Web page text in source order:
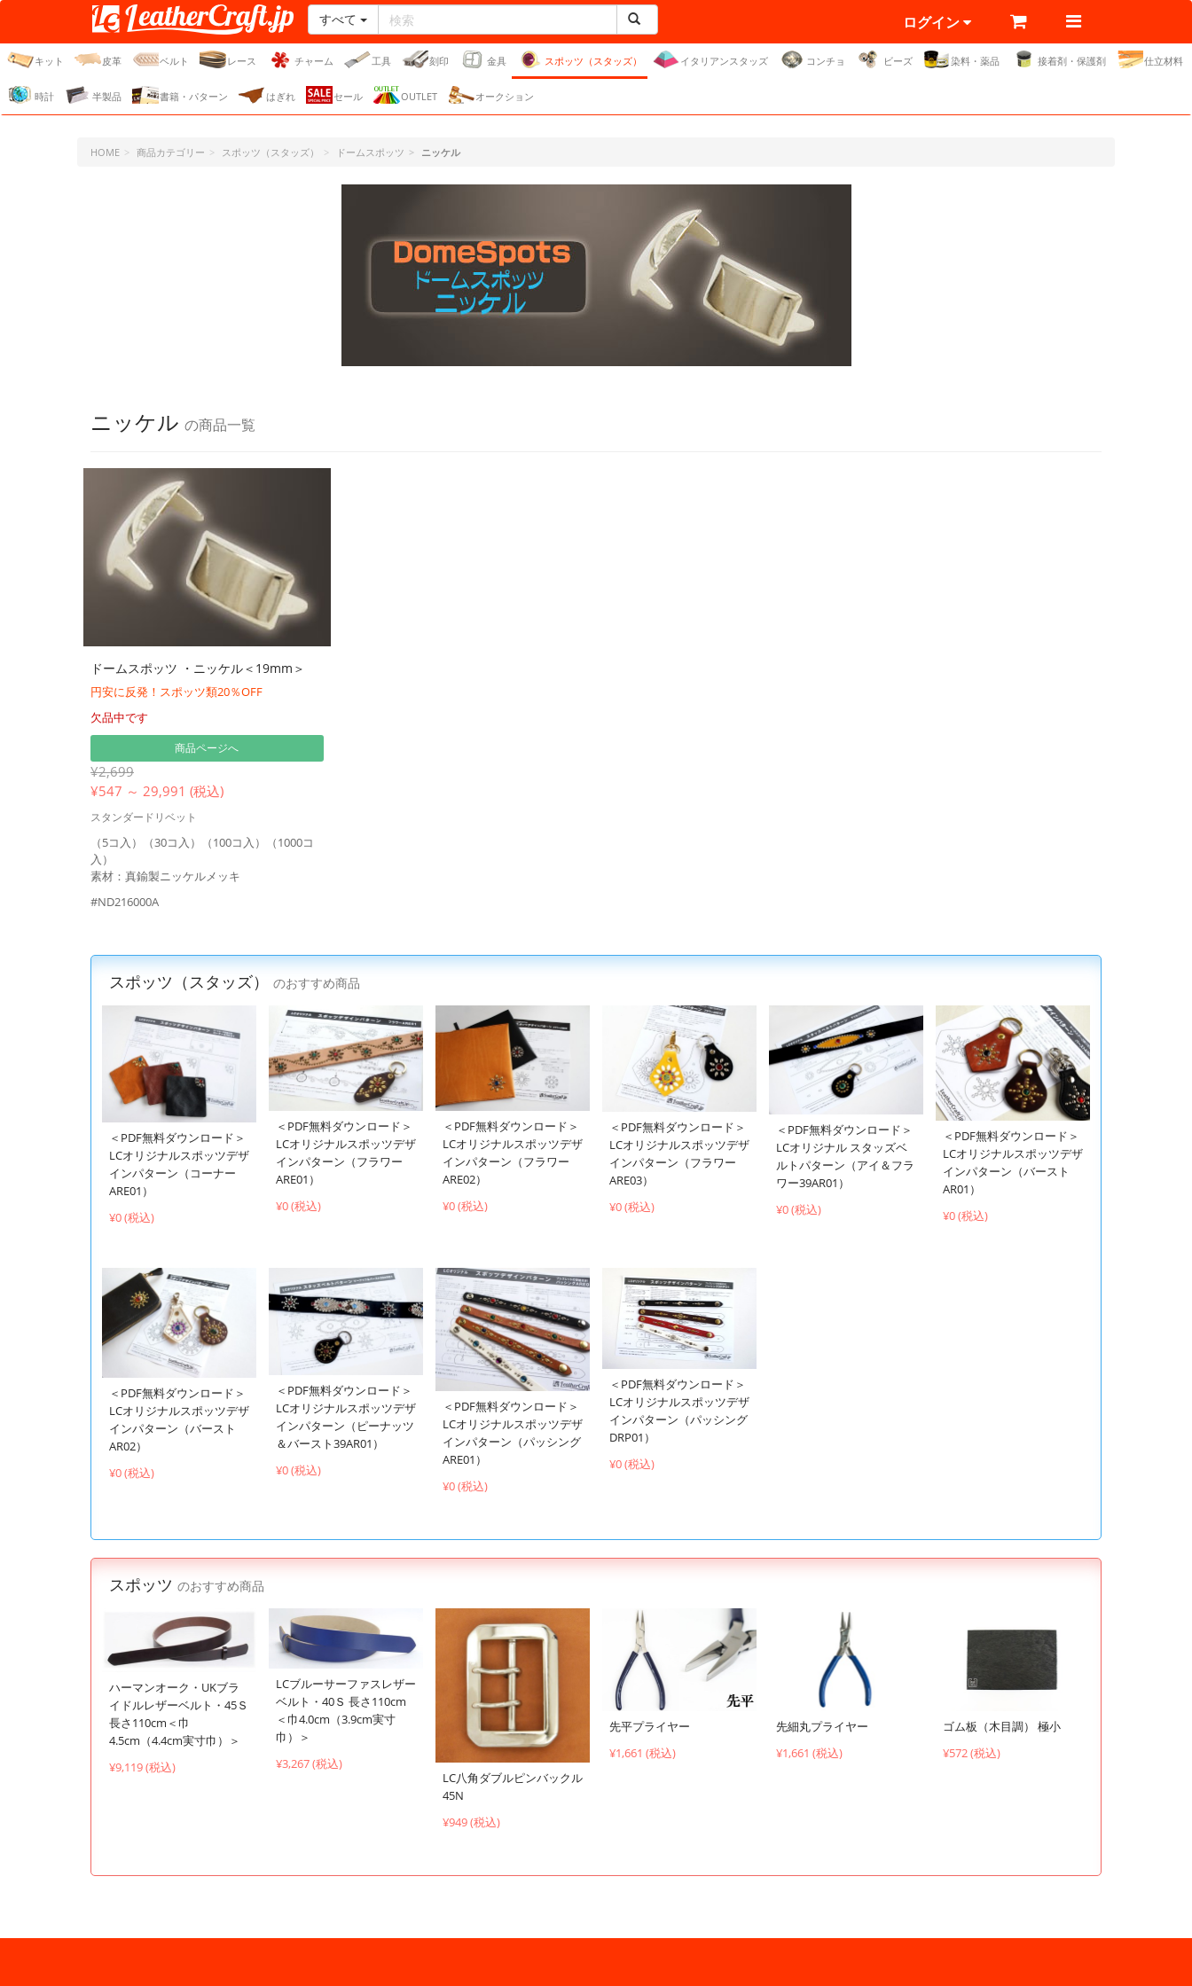
レザークラフト・ドット・
ジェーピー
すべて ログイン
キット 皮革 ベルト レース チャーム 工具 刻印 金具 スポッツ（スタッズ） イタリアンスタッズ コンチョ ビーズ 染料・薬品 接着剤・保護剤 仕立材料
時計 半製品 書籍・パターン はぎれ セール OUTLET オークション
HOME 商品カテゴリー スポッツ（スタッズ） ドームスポッツ ニッケル
ニッケル の商品一覧
ドームスポッツ ・ニッケル＜19mm＞
円安に反発！スポッツ類20％OFF
欠品中です
商品ページへ
¥2,699
¥547 ～ 29,991 (税込)
スタンダードリベット
（5コ入）（30コ入）（100コ入）（1000コ
入）
素材：真鍮製ニッケルメッキ
#ND216000A
スポッツ（スタッズ） のおすすめ商品
＜PDF無料ダウンロード＞
LCオリジナルスポッツデザ
インパターン（コーナー
ARE01）
¥0 (税込)
＜PDF無料ダウンロード＞
LCオリジナルスポッツデザ
インパターン（フラワー
ARE01）
¥0 (税込)
＜PDF無料ダウンロード＞
LCオリジナルスポッツデザ
インパターン（フラワー
ARE02）
¥0 (税込)
＜PDF無料ダウンロード＞
LCオリジナルスポッツデザ
インパターン（フラワー
ARE03）
¥0 (税込)
＜PDF無料ダウンロード＞
LCオリジナル スタッズベ
ルトパターン（アイ＆フラ
ワー39AR01）
¥0 (税込)
＜PDF無料ダウンロード＞
LCオリジナルスポッツデザ
インパターン（バースト
AR01）
¥0 (税込)
＜PDF無料ダウンロード＞
LCオリジナルスポッツデザ
インパターン（バースト
AR02）
¥0 (税込)
＜PDF無料ダウンロード＞
LCオリジナルスポッツデザ
インパターン（ピーナッツ
＆バースト39AR01）
¥0 (税込)
＜PDF無料ダウンロード＞
LCオリジナルスポッツデザ
インパターン（パッシング
ARE01）
¥0 (税込)
＜PDF無料ダウンロード＞
LCオリジナルスポッツデザ
インパターン（パッシング
DRP01）
¥0 (税込)
スポッツ のおすすめ商品
ハーマンオーク・UKブラ
イドルレザーベルト・45Ｓ
長さ110cm＜巾
4.5cm（4.4cm実寸巾）＞
¥9,119 (税込)
LCブルーサーファスレザー
ベルト・40Ｓ 長さ110cm
＜巾4.0cm（3.9cm実寸
巾）＞
¥3,267 (税込)
LC八角ダブルピンバックル
45N
¥949 (税込)
先平プライヤー
¥1,661 (税込)
先細丸プライヤー
¥1,661 (税込)
ゴム板（木目調） 極小
¥572 (税込)